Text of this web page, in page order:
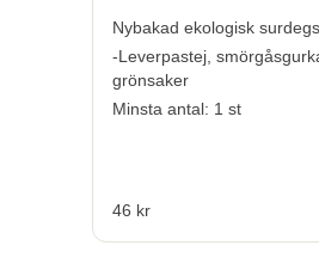
Nybakad ekologisk
-Leverpastej,
grönsaker
Minsta antal: 1 st
46 kr